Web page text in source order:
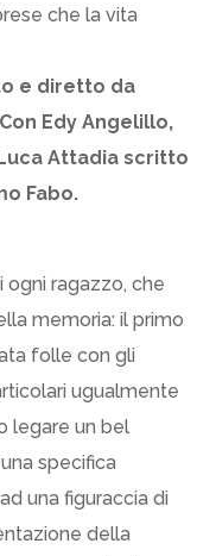
che la vita
e diretto da
Edy Angelillo,
Attadia scritto
Fabo.
ogni ragazzo, che
memoria: il primo
folle con gli
ugualmente
legare un bel
specifica
una figuraccia di
della